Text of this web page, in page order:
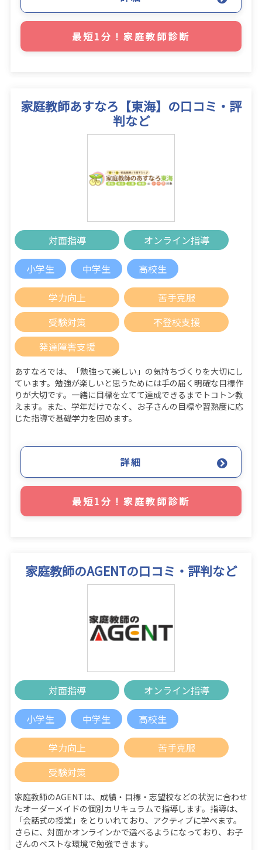
最短1分！家庭教師診断
家庭教師あすなろ【東海】の口コミ・評
判など
対面指導 オンライン指導
小学生 中学生 高校生
学力向上
苦手克服
受験対策
不登校支援
発達障害支援
あすなろでは、「勉強って楽しい」の気持ちづくりを大切にし
ています。勉強が楽しいと思うためには手の届く明確な目標作
りが大切です。一緒に目標を立てて達成できるまでトコトン教
えます。また、学年だけでなく、お子さんの目標や習熟度に応
じた指導で基礎学力を固めます。
詳細
最短1分！家庭教師診断
家庭教師のAGENTの口コミ・評判など
対面指導 オンライン指導
小学生 中学生 高校生
学力向上
苦手克服
受験対策
家庭教師のAGENTは、成績・目標・志望校などの状況に合わせ
たオーダーメイドの個別カリキュラムで指導します。指導は、
「会話式の授業」をとりいれており、アクティブに学べます。
さらに、対面かオンラインかで選べるようになっており、お子
さんのベストな環境で勉強できます。